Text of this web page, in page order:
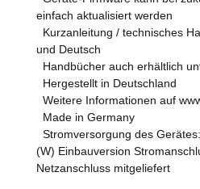
einfach aktualisiert werden
Kurzanleitung / technisches
und Deutsch
Handbücher auch erhältlich
Hergestellt in Deutschland
Weitere Informationen auf
Made in Germany
Stromversorgung des
(W) Einbauversion
Netzanschluss mitgeliefert